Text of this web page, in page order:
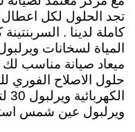
تجد الحلول لكل اعطال
كاملة لدينا .
ميعاد صيانة مناسب
حلول الاصلاح
ويرلبول عين شمس